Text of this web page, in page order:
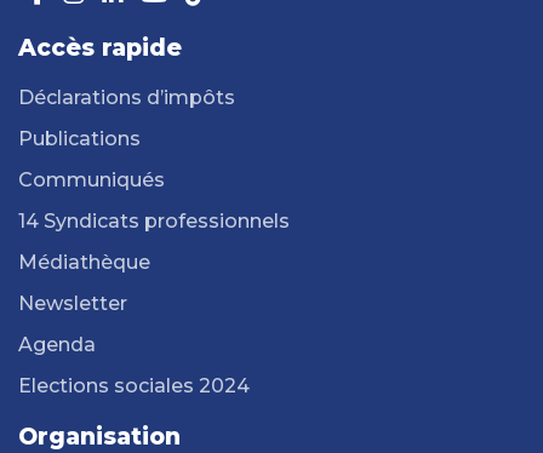
Accès rapide
Déclarations d’impôts
Publications
Communiqués
14 Syndicats professionnels
Médiathèque
Newsletter
Agenda
Elections sociales 2024
Organisation